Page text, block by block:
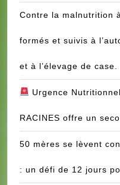
Contre la malnutrition
formés et suivis à
et à l’élevage de case.
Urgence
RACINES offre un
50 mères se lèvent
: un défi de 12 jours